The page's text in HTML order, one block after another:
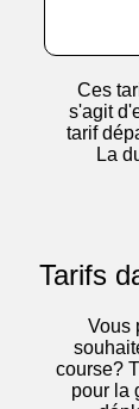
Ces
s'agit
tarif
La
Tarifs
Vous
course?
pour la